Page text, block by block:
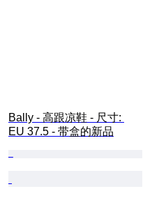
Bally - 高跟凉鞋 - 尺寸:
EU 37.5 - 带盒的新品